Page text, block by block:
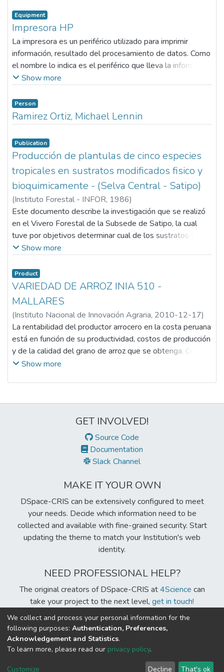
Equipment
Impresora HP
La impresora es un periférico utilizado para imprimir
información, resultado del procesamiento de datos. Como
el nombre lo indica es el periférico que lleva la información
desde la computadora al papel. La impresión es realizada
matriz de agujas.
Show more
Person
Ramirez Ortiz, Michael Lennin
Publication
Producción de plantulas de cinco especies
tropicales en sustratos modificados fisico y
bioquimicamente - (Selva Central - Satipo)
(Instituto Forestal - INFOR, 1986)
Limaylla Montalvo, Samuel Walter
Este documento describe la investigación que se realizó
en el Vivero Forestal de la Subsede de Satipo, la cual
tuve por objetivos determinar cual de los sustratos físico
y/o bioquímico permiten la producción de plántulas por
tratamiento sobre las especies ensayada para la
producción de plántulas de resistencia leñosa y de
calidad.
Show more
Product
VARIEDAD DE ARROZ INIA 510 -
MALLARES
(Instituto Nacional de Innovación Agraria, 2010-12-17)
Instituto Nacional de Innovación Agraria, INIA
La rentabilidad del productor arrocero en la costa peruana
está en función de su productividad, costos de producción
y de la calidad del grano de arroz que se obtenga. Como
una contribución al logro de estos objetivos el Instituto
variedades actuales, con la siembra de la variedad INIA
510 - Mallares, los productores podrán reducir sus
costos de producción, pues se disminuirá el uso de
agroquímicos. Por otro lado, su buena calidad molinera y
costeños ser más competitivos, en el cada vez más
Show more
GET INVOLVED!
Source Code
Documentation
Slack Channel
MAKE IT YOUR OWN
DSpace-CRIS can be extensively configured to meet
your needs. Decide which information need to be
collected and available with fine-grained security. Start
updating the theme to match your Institution's web
identity.
NEED PROFESSIONAL HELP?
The original creators of DSpace-CRIS at4Science can
take your project to the next level, get in touch!
Built withDSpace-CRIS software
optimized by
Cookie End User Send
We collect and process your personal information for the
following purposes: Authentication, Preferences,
Acknowledgement and Statistics.
To learn more, please read our privacy policy.
Customize Decline That's ok